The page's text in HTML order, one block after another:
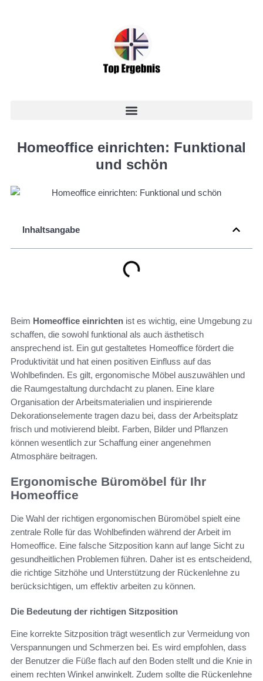
Homeoffice einrichten: Funktional
und schön
Inhaltsangabe
Beim Homeoffice einrichten ist es wichtig, eine Umgebung zu
schaffen, die sowohl funktional als auch ästhetisch
ansprechend ist. Ein gut gestaltetes Homeoffice fördert die
Produktivität und hat einen positiven Einfluss auf das
Wohlbefinden. Es gilt, ergonomische Möbel auszuwählen und
die Raumgestaltung durchdacht zu planen. Eine klare
Organisation der Arbeitsmaterialien und inspirierende
Dekorationselemente tragen dazu bei, dass der Arbeitsplatz
frisch und motivierend bleibt. Farben, Bilder und Pflanzen
können wesentlich zur Schaffung einer angenehmen
Atmosphäre beitragen.
Ergonomische Büromöbel für Ihr
Homeoffice
Die Wahl der richtigen ergonomischen Büromöbel spielt eine
zentrale Rolle für das Wohlbefinden während der Arbeit im
Homeoffice. Eine falsche Sitzposition kann auf lange Sicht zu
gesundheitlichen Problemen führen. Daher ist es entscheidend,
die richtige Sitzhöhe und Unterstützung der Rückenlehne zu
berücksichtigen, um effektiv arbeiten zu können.
Die Bedeutung der richtigen Sitzposition
Eine korrekte Sitzposition trägt wesentlich zur Vermeidung von
Verspannungen und Schmerzen bei. Es wird empfohlen, dass
der Benutzer die Füße flach auf den Boden stellt und die Knie in
einem rechten Winkel anwinkelt. Zudem sollte die Rückenlehne